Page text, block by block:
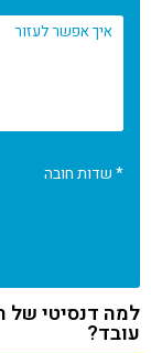
* שדות חובה
למה דנסיטי של
עובד?